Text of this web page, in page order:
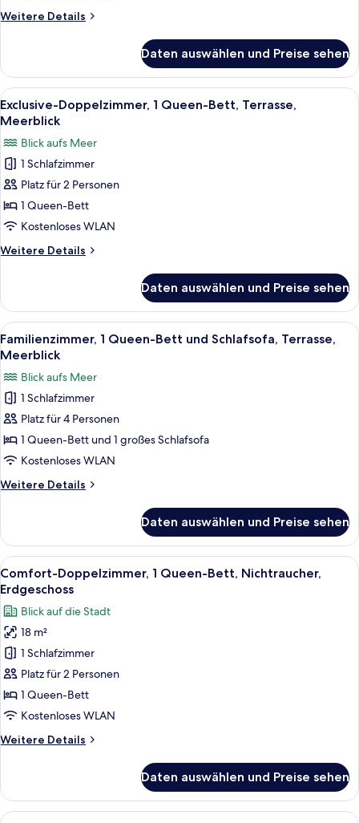
Weitere Details
Weitere
Doppelzimmer,
Nichtraucher,
Meerblick
Daten auswählen und Preise sehen
Alle
Fotos
Exclusive-
Doppelzimmer,
1
Queen-
Bett,
Terrasse,
Meerblick
Ein Balkon mit Tisch und Stühlen,
8
Exclusive-Doppelzimmer, 1 Queen-Bett, Terrasse,
Meerblick
Blick aufs Meer
1 Schlafzimmer
Platz für 2 Personen
1 Queen-Bett
Kostenloses WLAN
Weitere Details
Weitere
Doppelzimmer,
Queen-
Bett,
Meerblick
Daten auswählen und Preise sehen
Alle
Fotos
Familienzimmer,
1 Queen-
Bett
und
Schlafsofa,
Terrasse,
Meerblick
Eine Terrasse direkt am Strand mit
6
Familienzimmer, 1 Queen-Bett und Schlafsofa, Terrasse,
Meerblick
Blick aufs Meer
1 Schlafzimmer
Platz für 4 Personen
1 Queen-Bett und 1 großes Schlafsofa
Kostenloses WLAN
Weitere Details
Weitere
1 Queen-
Bett
und
Schlafsofa,
Terrasse,
Meerblick
Daten auswählen und Preise sehen
Alle
Fotos
für
Comfort-
Doppelzimmer,
Queen-
Bett,
Nichtraucher,
anzeigen
Ein Hotelzimmer mit einem Bett,
10
Comfort-Doppelzimmer, 1 Queen-Bett, Nichtraucher,
Erdgeschoss
Blick auf die Stadt
18 m²
1 Schlafzimmer
Platz für 2 Personen
1 Queen-Bett
Kostenloses WLAN
Weitere Details
Weitere
Doppelzimmer,
Daten auswählen und Preise sehen
Minibar, Schreibtisch, schallisolierte